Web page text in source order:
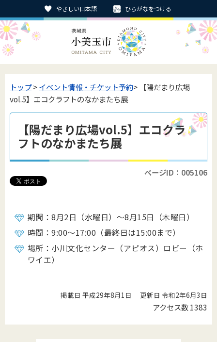
やさしい日本語 ひらがなをつける
トップ>イベント情報・チケット予約> 【陽だまり広場
vol.5】エコクラフトのなかまたち展
【陽だまり広場vol.5】エコクラ
フトのなかまたち展
ページID：005106
期間：8月2日（水曜日）～8月15日（木曜日）
時間：9:00～17:00（最終日は15:00まで）
場所：小川文化センター（アピオス）ロビー（ホ
ワイエ）
掲載日 平成29年8月1日 更新日 令和2年6月3日
アクセス数1383